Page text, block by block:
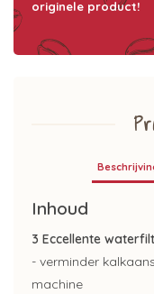
originele product!
Inhoud
3 Eccellente
- verminder
machine